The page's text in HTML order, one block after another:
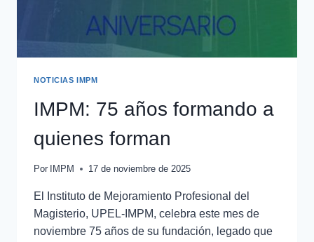
NOTICIAS IMPM
IMPM: 75 años formando a
quienes forman
Por IMPM 17 de noviembre de 2025
El Instituto de Mejoramiento Profesional del
Magisterio, UPEL-IMPM, celebra este mes de
noviembre 75 años de su fundación, legado que